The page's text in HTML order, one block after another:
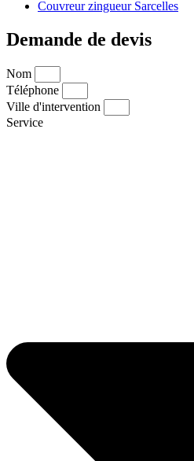
Couvreur zingueur Sarcelles
Demande de devis
Nom
Téléphone
Ville d'intervention
Service